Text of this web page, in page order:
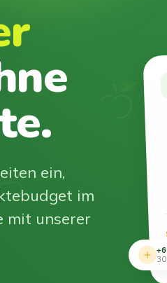
ein,
im
mit unserer